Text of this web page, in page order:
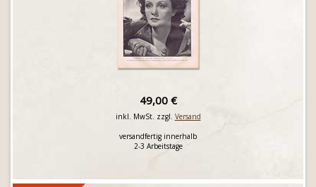
49,00 €
inkl. MwSt. zzgl. Versand
versandfertig innerhalb
2-3 Arbeitstage